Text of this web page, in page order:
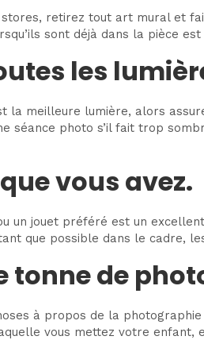
retirez tout art mural et
sont déjà dans la pièce
les
la meilleure lumière, alors
séance photo s’il fait trop
vous avez.
un jouet préféré est un
que possible dans le cadre,
tonne de
à propos de la
vous mettez votre enfant,